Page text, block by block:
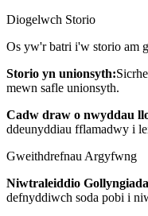
Diogelwch Storio
Os yw'r batri i'w storio am
Storio yn unionsyth:
mewn safle unionsyth.
Cadw draw o nwyddau
ddeunyddiau fflamadwy i
Gweithdrefnau Argyfwng
Niwtraleiddio
defnyddiwch soda pobi i